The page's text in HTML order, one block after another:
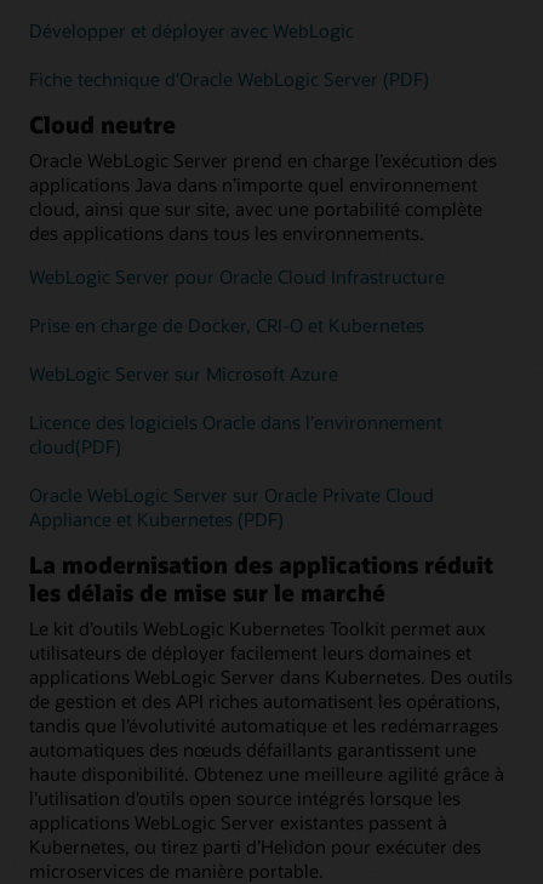
Développer et déployer avec WebLogic
Fiche technique d'Oracle WebLogic Server (PDF)
Cloud neutre
Oracle WebLogic Server prend en charge l’exécution des
applications Java dans n’importe quel environnement
cloud, ainsi que sur site, avec une portabilité complète
des applications dans tous les environnements.
WebLogic Server pour Oracle Cloud Infrastructure
Prise en charge de Docker, CRI-O et Kubernetes
WebLogic Server sur Microsoft Azure
Licence des logiciels Oracle dans l'environnement
cloud(PDF)
Oracle WebLogic Server sur Oracle Private Cloud
Appliance et Kubernetes (PDF)
La modernisation des applications réduit
les délais de mise sur le marché
Le kit d’outils WebLogic Kubernetes Toolkit permet aux
utilisateurs de déployer facilement leurs domaines et
applications WebLogic Server dans Kubernetes. Des outils
de gestion et des API riches automatisent les opérations,
tandis que l’évolutivité automatique et les redémarrages
automatiques des nœuds défaillants garantissent une
haute disponibilité. Obtenez une meilleure agilité grâce à
l’utilisation d’outils open source intégrés lorsque les
applications WebLogic Server existantes passent à
Kubernetes, ou tirez parti d’Helidon pour exécuter des
microservices de manière portable.